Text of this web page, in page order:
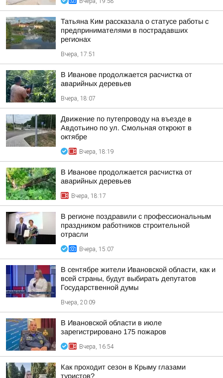
Татьяна Ким рассказала о статусе работы с
предпринимателями в пострадавших
регионах
Вчера, 17:51
В Иванове продолжается расчистка от
аварийных деревьев
Вчера, 18:07
Движение по путепроводу на въезде в
Авдотьино по ул. Смольная откроют в
октябре
Вчера, 18:19
В Иванове продолжается расчистка от
аварийных деревьев
Вчера, 18:17
В регионе поздравили с профессиональным
праздником работников строительной
отрасли
Вчера, 15:07
В сентябре жители Ивановской области, как и
всей страны, будут выбирать депутатов
Государственной думы
Вчера, 20:09
В Ивановской области в июле
зарегистрировано 175 пожаров
Вчера, 16:54
Как проходит сезон в Крыму глазами
туристов?